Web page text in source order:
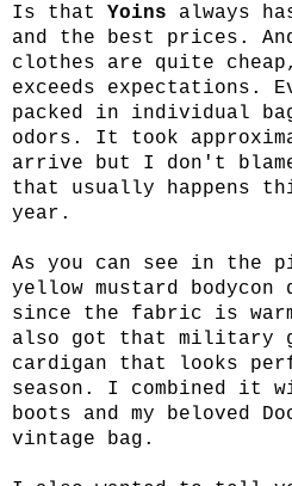
Is that Yoins always
and the best prices.
clothes are quite
exceeds expectations.
packed in individual
odors. It took
arrive but I don't blame
that usually happens
year.
As you can see in the
yellow mustard
since the fabric is
also got that military
cardigan that looks
season. I combined it
boots and my beloved
vintage bag.